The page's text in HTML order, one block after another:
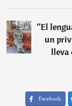
“El
un
lleva
Facebook